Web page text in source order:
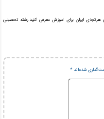
ایران برای اموزش معرفی کنید.رشته تحصیلی
شده‌اند*